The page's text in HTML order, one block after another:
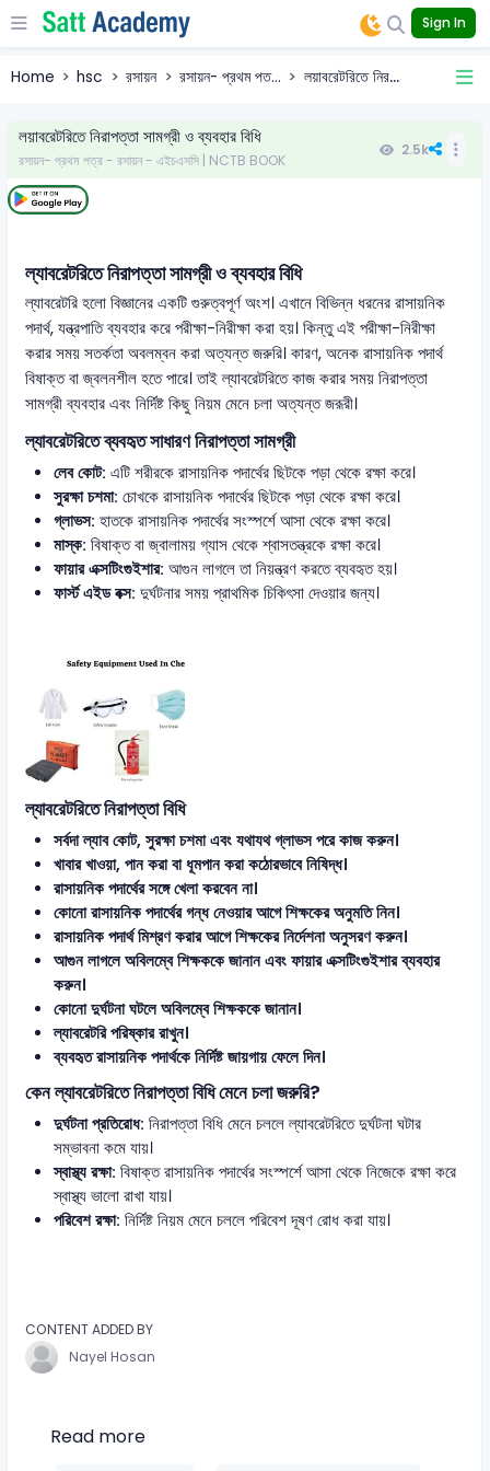
Sign In
Home hsc রসায়ন রসায়ন- প্রথম পত... লয়াবরেটরিতে নির...
লয়াবরেটরিতে নিরাপত্তা সামগ্রী ও ব্যবহার বিধি
রসায়ন- প্রথম পত্র - রসায়ন - এইচএসসি | NCTB BOOK
2.5k
ল্যাবরেটরিতে নিরাপত্তা সামগ্রী ও ব্যবহার বিধি
ল্যাবরেটরি হলো বিজ্ঞানের একটি গুরুত্বপূর্ণ অংশ। এখানে বিভিন্ন ধরনের রাসায়নিক
পদার্থ, যন্ত্রপাতি ব্যবহার করে পরীক্ষা-নিরীক্ষা করা হয়। কিন্তু এই পরীক্ষা-নিরীক্ষা
করার সময় সতর্কতা অবলম্বন করা অত্যন্ত জরুরি। কারণ, অনেক রাসায়নিক পদার্থ
বিষাক্ত বা জ্বলনশীল হতে পারে। তাই ল্যাবরেটরিতে কাজ করার সময় নিরাপত্তা
সামগ্রী ব্যবহার এবং নির্দিষ্ট কিছু নিয়ম মেনে চলা অত্যন্ত জরূরী।
ল্যাবরেটরিতে ব্যবহৃত সাধারণ নিরাপত্তা সামগ্রী
লেব কোট: এটি শরীরকে রাসায়নিক পদার্থের ছিটকে পড়া থেকে রক্ষা করে।
সুরক্ষা চশমা: চোখকে রাসায়নিক পদার্থের ছিটকে পড়া থেকে রক্ষা করে।
গ্লাভস: হাতকে রাসায়নিক পদার্থের সংস্পর্শে আসা থেকে রক্ষা করে।
মাস্ক: বিষাক্ত বা জ্বালাময় গ্যাস থেকে শ্বাসতন্ত্রকে রক্ষা করে।
ফায়ার এক্সটিংগুইশার: আগুন লাগলে তা নিয়ন্ত্রণ করতে ব্যবহৃত হয়।
ফার্স্ট এইড বক্স: দুর্ঘটনার সময় প্রাথমিক চিকিৎসা দেওয়ার জন্য।
ল্যাবরেটরিতে নিরাপত্তা বিধি
সর্বদা ল্যাব কোট, সুরক্ষা চশমা এবং যথাযথ গ্লাভস পরে কাজ করুন।
খাবার খাওয়া, পান করা বা ধূমপান করা কঠোরভাবে নিষিদ্ধ।
রাসায়নিক পদার্থের সঙ্গে খেলা করবেন না।
কোনো রাসায়নিক পদার্থের গন্ধ নেওয়ার আগে শিক্ষকের অনুমতি নিন।
রাসায়নিক পদার্থ মিশ্রণ করার আগে শিক্ষকের নির্দেশনা অনুসরণ করুন।
আগুন লাগলে অবিলম্বে শিক্ষককে জানান এবং ফায়ার এক্সটিংগুইশার ব্যবহার
করুন।
কোনো দুর্ঘটনা ঘটলে অবিলম্বে শিক্ষককে জানান।
ল্যাবরেটরি পরিষ্কার রাখুন।
ব্যবহৃত রাসায়নিক পদার্থকে নির্দিষ্ট জায়গায় ফেলে দিন।
কেন ল্যাবরেটরিতে নিরাপত্তা বিধি মেনে চলা জরুরি?
দুর্ঘটনা প্রতিরোধ: নিরাপত্তা বিধি মেনে চললে ল্যাবরেটরিতে দুর্ঘটনা ঘটার
সম্ভাবনা কমে যায়।
স্বাস্থ্য রক্ষা: বিষাক্ত রাসায়নিক পদার্থের সংস্পর্শে আসা থেকে নিজেকে রক্ষা করে
স্বাস্থ্য ভালো রাখা যায়।
পরিবেশ রক্ষা: নির্দিষ্ট নিয়ম মেনে চললে পরিবেশ দূষণ রোধ করা যায়।
CONTENT ADDED BY
Nayel Hosan
Read more